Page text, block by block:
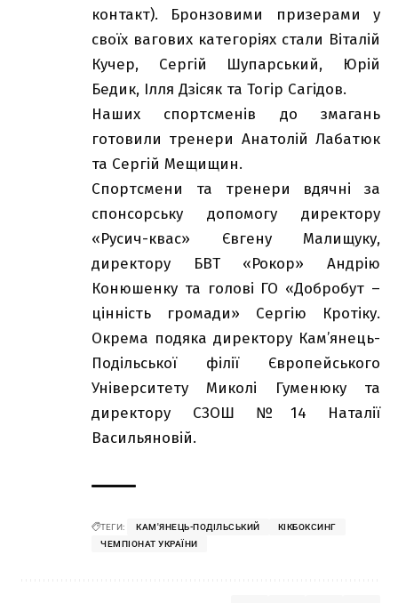
контакт). Бронзовими призерами у
своїх вагових категоріях стали Віталій
Кучер, Сергій Шупарський, Юрій
Бедик, Ілля Дзісяк та Тогір Сагідов.
Наших спортсменів до змагань
готовили тренери Анатолій Лабатюк
та Сергій Мещищин.
Спортсмени та тренери вдячні за
спонсорську допомогу директору
«Русич-квас» Євгену Малищуку,
директору БВТ «Рокор» Андрію
Конюшенку та голові ГО «Добробут –
цінність громади» Сергію Кротіку.
Окрема подяка директору Кам’янець-
Подільської філії Європейського
Університету Миколі Гуменюку та
директору СЗОШ №14 Наталії
Васильяновій.
ТЕГИ: КАМ'ЯНЕЦЬ-ПОДІЛЬСЬКИЙ
КІКБОКСИНГ
ЧЕМПІОНАТ УКРАЇНИ